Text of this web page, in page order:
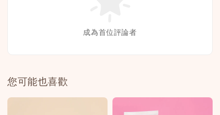
成為首位評論者
您可能也喜歡